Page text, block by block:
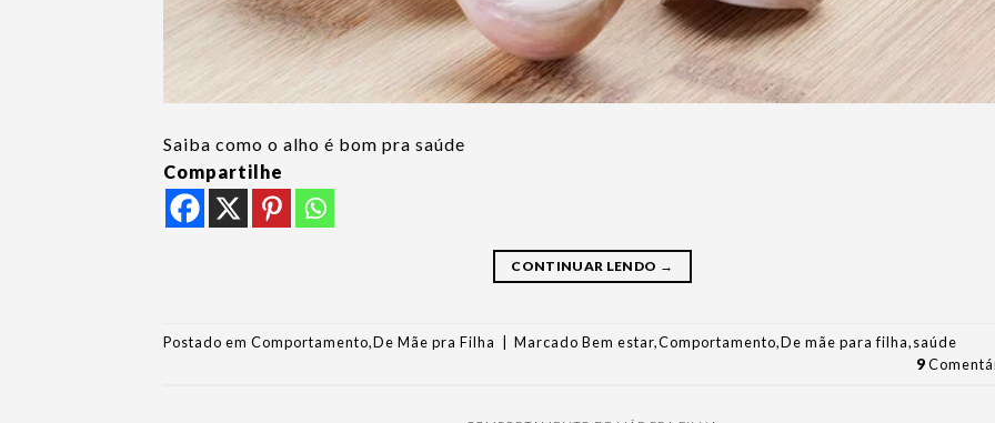
Saiba como o alho é bom pra saúde
Compartilhe
CONTINUAR LENDO →
Postado em Comportamento,De Mãe pra Filha Marcado Bem estar,Comportamento,De mãe para filha,saúde
9